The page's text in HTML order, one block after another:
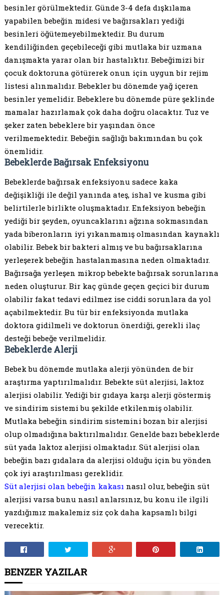
besinler görülmektedir. Günde 3-4 defa dışkılama
yapabilen bebeğin midesi ve bağırsakları yediği
besinleri öğütemeyebilmektedir. Bu durum
kendiliğinden geçebileceği gibi mutlaka bir uzmana
danışmakta yarar olan bir hastalıktır. Bebeğimizi bir
çocuk doktoruna götürerek onun için uygun bir rejim
listesi alınmalıdır. Bebekler bu dönemde yağ içeren
besinler yemelidir. Bebeklere bu dönemde püre şeklinde
mamalar hazırlamak çok daha doğru olacaktır. Tuz ve
şeker zaten bebeklere bir yaşından önce
verilmemektedir. Bebeğin sağlığı bakımından bu çok
önemlidir.
Bebeklerde Bağırsak Enfeksiyonu
Bebeklerde bağırsak enfeksiyonu sadece kaka
değişikliği ile değil yanında ateş, ishal ve kusma gibi
belirtilerle birlikte oluşmaktadır. Enfeksiyon bebeğin
yediği bir şeyden, oyuncaklarını ağzına sokmasından
yada biberonların iyi yıkanmamış olmasından kaynaklı
olabilir. Bebek bir bakteri almış ve bu bağırsaklarına
yerleşerek bebeğin hastalanmasına neden olmaktadır.
Bağırsağa yerleşen mikrop bebekte bağırsak sorunlarına
neden oluşturur. Bir kaç günde geçen geçici bir durum
olabilir fakat tedavi edilmez ise ciddi sorunlara da yol
açabilmektedir. Bu tür bir enfeksiyonda mutlaka
doktora gidilmeli ve doktorun önerdiği, gerekli ilaç
desteği bebeğe verilmelidir.
Bebeklerde Alerji
Bebek bu dönemde mutlaka alerji yönünden de bir
araştırma yaptırılmalıdır. Bebekte süt alerjisi, laktoz
alerjisi olabilir. Yediği bir gıdaya karşı alerji göstermiş
ve sindirim sistemi bu şekilde etkilenmiş olabilir.
Mutlaka bebeğin sindirim sistemini bozan bir alerjisi
olup olmadığına baktırılmalıdır. Genelde bazı bebeklerde
süt yada laktoz alerjisi olmaktadır. Süt alerjisi olan
bebeğin bazı gıdalara da alerjisi olduğu için bu yönden
çok iyi araştırılması gereklidir.
Süt alerjisi olan bebeğin kakası nasıl olur, bebeğin süt
alerjisi varsa bunu nasıl anlarsınız, bu konu ile ilgili
yazdığımız makalemiz siz çok daha kapsamlı bilgi
verecektir.
BENZER YAZILAR